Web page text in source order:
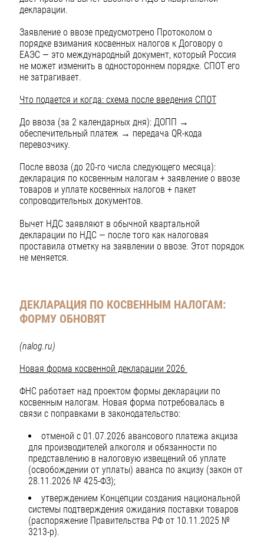
декларации.
Заявление о ввозе предусмотрено Протоколом о
порядке взимания косвенных налогов к Договору о
ЕАЭС — это международный документ, который Россия
не может изменить в одностороннем порядке. СПОТ его
не затрагивает.
Что подается и когда: схема после введения СПОТ
До ввоза (за 2 календарных дня): ДОПП →
обеспечительный платеж → передача QR-кода
перевозчику.
После ввоза (до 20-го числа следующего месяца):
декларация по косвенным налогам + заявление о ввозе
товаров и уплате косвенных налогов + пакет
сопроводительных документов.
Вычет НДС заявляют в обычной квартальной
декларации по НДС — после того как налоговая
проставила отметку на заявлении о ввозе. Этот порядок
не меняется.
ДЕКЛАРАЦИЯ ПО КОСВЕННЫМ НАЛОГАМ:
ФОРМУ ОБНОВЯТ
(nalog.ru)
Новая форма косвенной декларации 2026
ФНС работает над проектом формы декларации по
косвенным налогам. Новая форма потребовалась в
связи с поправками в законодательство:
отменой с 01.07.2026 авансового платежа акциза
для производителей алкоголя и обязанности по
представлению в налоговую извещений об уплате
(освобождении от уплаты) аванса по акцизу (закон от
28.11.2026 № 425-ФЗ);
утверждением Концепции создания национальной
системы подтверждения ожидания поставки товаров
(распоряжение Правительства РФ от 10.11.2025 №
3213-р).